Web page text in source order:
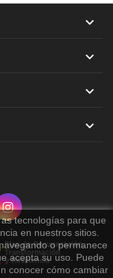




tecnologías para que
en nuestros sitios.
o permanece
acepta su uso. Puede
conocer cómo cambiar